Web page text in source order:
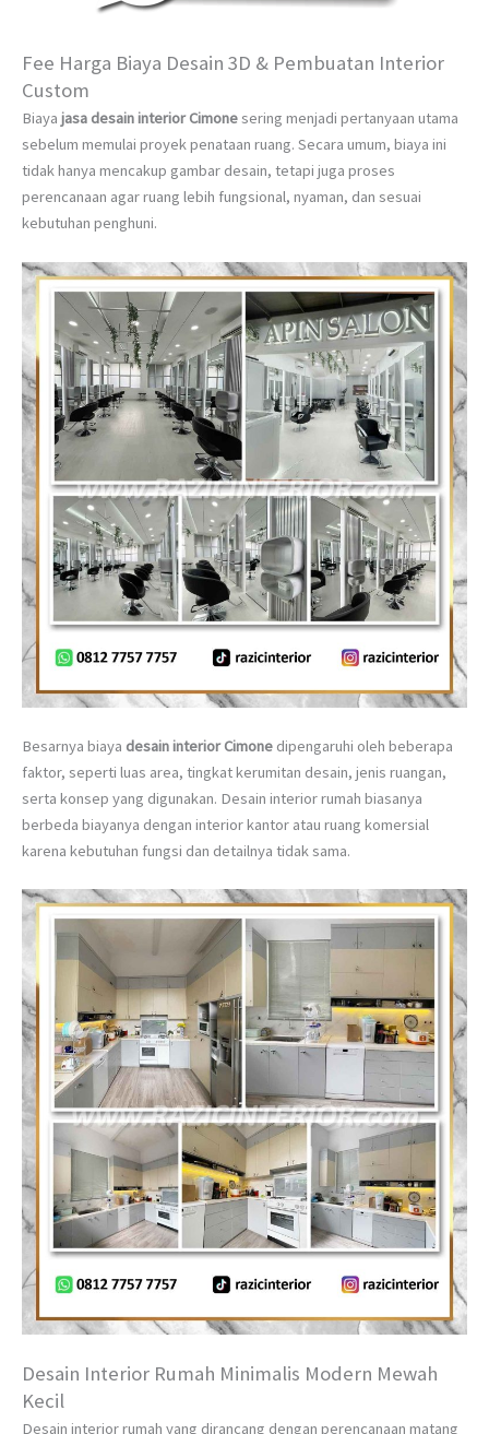
Fee Harga Biaya Desain 3D & Pembuatan Interior
Custom
Biaya jasa desain interior Cimonesering menjadi pertanyaan utama
sebelum memulai proyek penataan ruang. Secara umum, biaya ini
tidak hanya mencakup gambar desain, tetapi juga proses
perencanaan agar ruang lebih fungsional, nyaman, dan sesuai
kebutuhan penghuni.
Besarnya biaya desain interior Cimone dipengaruhi oleh beberapa
faktor, seperti luas area, tingkat kerumitan desain, jenis ruangan,
serta konsep yang digunakan. Desain interior rumah biasanya
berbeda biayanya dengan interior kantor atau ruang komersial
karena kebutuhan fungsi dan detailnya tidak sama.
Desain Interior Rumah Minimalis Modern Mewah
Kecil
Desain interior rumah yang dirancang dengan perencanaan matang